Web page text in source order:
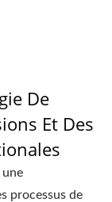
De
Et Des
une
processus de